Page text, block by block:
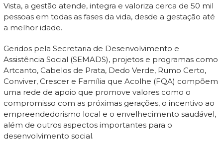
Vista, a gestão atende, integra e valoriza cerca de 50 mil
pessoas em todas as fases da vida, desde a gestação até
a melhor idade.
Geridos pela Secretaria de Desenvolvimento e
Assistência Social (SEMADS), projetos e programas como
Artcanto, Cabelos de Prata, Dedo Verde, Rumo Certo,
Conviver, Crescer e Família que Acolhe (FQA) compõem
uma rede de apoio que promove valores como o
compromisso com as próximas gerações, o incentivo ao
empreendedorismo local e o envelhecimento saudável,
além de outros aspectos importantes para o
desenvolvimento social.